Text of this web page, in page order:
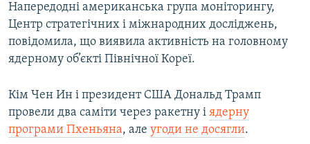
Напередодні американська група моніторингу,
Центр стратегічних і міжнародних досліджень,
повідомила, що виявила активність на головному
ядерному об’єкті Північної Кореї.
Кім Чен Ин і президент США Дональд Трамп
провели два саміти через ракетну і ядерну
програми Пхеньяна, але угоди не досягли.